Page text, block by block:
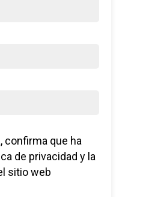
confirma que ha
de privacidad y la
sitio web